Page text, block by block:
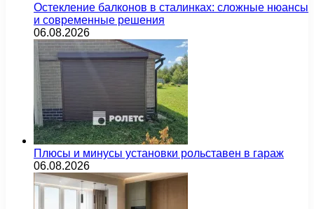
Остекление балконов в сталинках: сложные нюансы
и современные решения
06.08.2026
Плюсы и минусы установки рольставен в гараж
06.08.2026